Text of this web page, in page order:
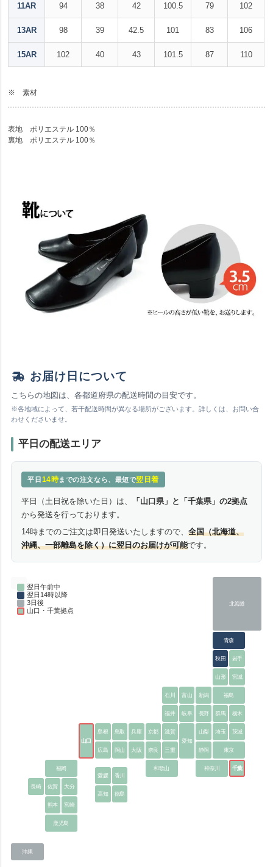
11AR 94 38 42 100.5 79 102
13AR 98 39 42.5 101 83 106
15AR 102 40 43 101.5 87 110
※ 素材
表地 ポリエステル 100％
裏地 ポリエステル 100％
お届け日について
こちらの地図は、各都道府県の配送時間の目安です。
※各地域によって、若干配送時間が異なる場所がございます。詳しくは、お問い合
わせくださいませ。
平日の配送エリア
平日 14時までの注文なら、最短で翌日着
平日（土日祝を除いた日）は、
「山口県」と「千葉県」の2拠点
から発送を行っております。
14時までのご注文は即日発送いたしますので、全国（北海道、
沖縄、一部離島を除く）に翌日のお届けが可能です。
翌日午前中
翌日14時以降
3日後
山口・千葉拠点
北海道
青森
秋田 岩手
山形 宮城
石川 富山 新潟 福島
福井 岐阜 長野 群馬 栃木
山口
島根 鳥取 兵庫 京都
滋賀
愛知
山梨 埼玉 茨城
広島 岡山 大阪 奈良 三重 東京
福岡
愛媛
香川
和歌山
静岡
神奈川 千葉
長崎 佐賀
大分
高知
徳島
熊本
宮崎
鹿児島
沖縄